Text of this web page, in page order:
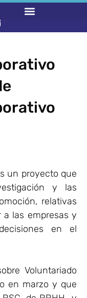
un proyecto que
y las
relativas
a las empresas y
en el
Voluntariado
en marzo y que